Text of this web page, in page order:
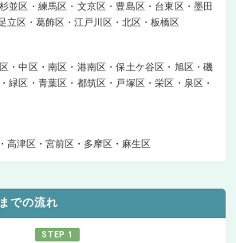
杉並区 練馬区 文京区 豊島区 台東区
墨田
立区 葛飾区 江戸川区 北区 板橋区
中区 南区 港南区 保土ケ谷区 旭区
磯
緑区 青葉区 都筑区 戸塚区 栄区
泉区
高津区 宮前区 多摩区 麻生区
での流れ
STEP 1